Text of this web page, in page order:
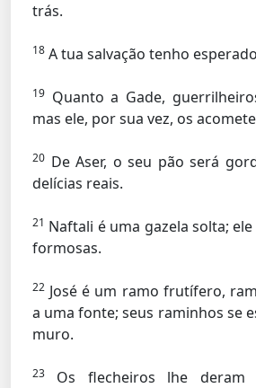
trás.
18 A tua salvação tenho
19 Quanto a Gade,
mas ele, por sua vez, os
20 De Aser, o seu pão será
delícias reais.
21 Naftali é uma gazela solta;
formosas.
22 José é um ramo frutífero,
a uma fonte; seus raminhos se
muro.
23
Os flecheiros lhe deram